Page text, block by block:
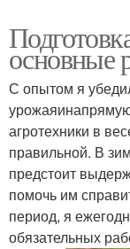
основные
С опытом я
агротехники в
правильной. В
предстоит
помочь им
период, я
обязательных